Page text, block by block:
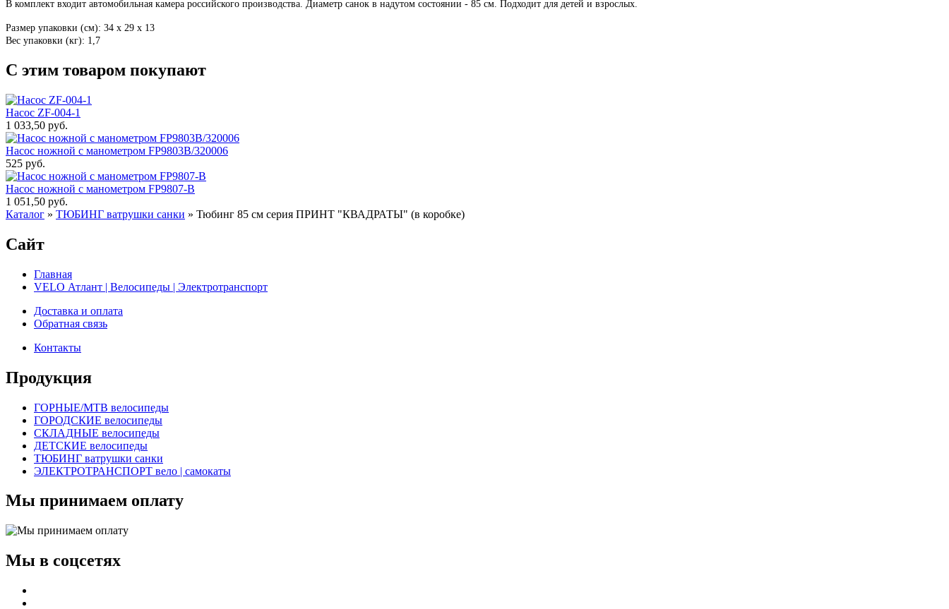
В комплект входит автомобильная камера российского производства. Диаметр санок в надутом состоянии - 85 см. Подходит для детей и взрослых.
Размер упаковки (см): 34 х 29 х 13
Вес упаковки (кг): 1,7
С этим товаром покупают
Насос ZF-004-1
1 033,50 руб.
Насос ножной с манометром FP9803В/320006
525 руб.
Насос ножной с манометром FP9807-В
1 051,50 руб.
Каталог » ТЮБИНГ ватрушки санки » Тюбинг 85 см серия ПРИНТ "КВАДРАТЫ" (в коробке)
Сайт
Главная
VELO Атлант | Велосипеды | Электротранспорт
Доставка и оплата
Обратная связь
Контакты
Продукция
ГОРНЫЕ/MTB велосипеды
ГОРОДСКИЕ велосипеды
СКЛАДНЫЕ велосипеды
ДЕТСКИЕ велосипеды
ТЮБИНГ ватрушки санки
ЭЛЕКТРОТРАНСПОРТ вело | самокаты
Мы принимаем оплату
Мы в соцсетях